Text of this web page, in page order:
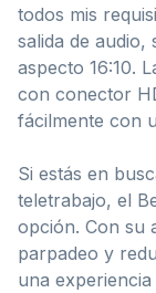
todos mis
salida de
aspecto 16:10.
con conector
fácilmente con
Si estás en
teletrabajo, el
opción. Con su
parpadeo y
una